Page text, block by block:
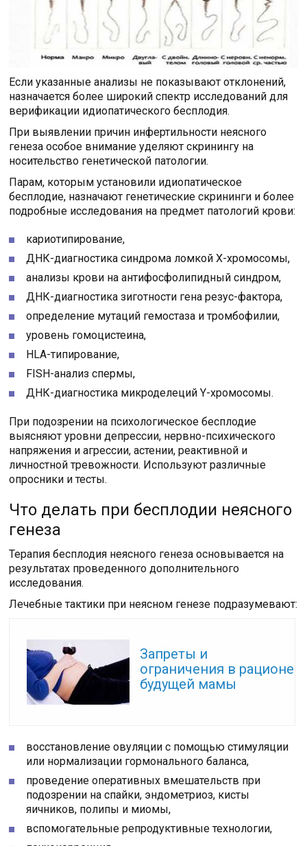
Если указанные анализы не показывают отклонений,
назначается более широкий спектр исследований для
верификации идиопатического бесплодия.
При выявлении причин инфертильности неясного
генеза особое внимание уделяют скринингу на
носительство генетической патологии.
Парам, которым установили идиопатическое
бесплодие, назначают генетические скрининги и более
подробные исследования на предмет патологий крови:
кариотипирование,
ДНК-диагностика синдрома ломкой Х-хромосомы,
анализы крови на антифосфолипидный синдром,
ДНК-диагностика зиготности гена резус-фактора,
определение мутаций гемостаза и тромбофилии,
уровень гомоцистеина,
HLA-типирование,
FISH-анализ спермы,
ДНК-диагностика микроделеций Y-хромосомы.
При подозрении на психологическое бесплодие
выясняют уровни депрессии, нервно-психического
напряжения и агрессии, астении, реактивной и
личностной тревожности. Используют различные
опросники и тесты.
Что делать при бесплодии неясного
генеза
Терапия бесплодия неясного генеза основывается на
результатах проведенного дополнительного
исследования.
Лечебные тактики при неясном генезе подразумевают:
Запреты и
ограничения в рационе
будущей мамы
восстановление овуляции с помощью стимуляции
или нормализации гормонального баланса,
проведение оперативных вмешательств при
подозрении на спайки, эндометриоз, кисты
яичников, полипы и миомы,
вспомогательные репродуктивные технологии,